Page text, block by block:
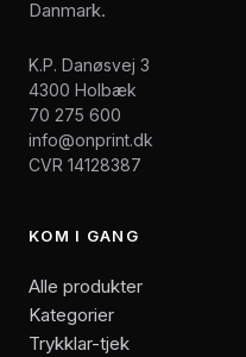
Danmark.
K.P. Danøsvej 3
4300 Holbæk
70 275 600
info@onprint.dk
CVR 14128387
KOM I GANG
Alle produkter
Kategorier
Trykklar-tjek